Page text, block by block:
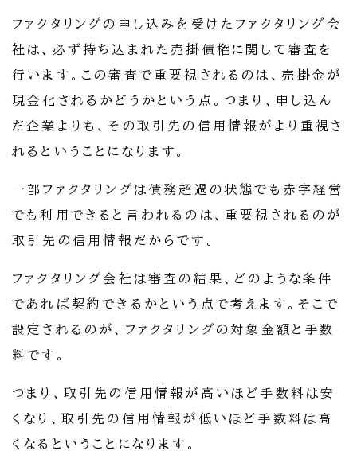
ファクタリングの申し込みを受けたファクタリング会
社は、必ず持ち込まれた売掛債権に関して審査を
行います。この審査で重要視されるのは、売掛金が
現金化されるかどうかという点。つまり、申し込ん
だ企業よりも、その取引先の信用情報がより重視さ
れるということになります。
一部ファクタリングは債務超過の状態でも赤字経営
でも利用できると言われるのは、重要視されるのが
取引先の信用情報だからです。
ファクタリング会社は審査の結果、どのような条件
であれば契約できるかという点で考えます。そこで
設定されるのが、ファクタリングの対象金額と手数
料です。
つまり、取引先の信用情報が高いほど手数料は安
くなり、取引先の信用情報が低いほど手数料は高
くなるということになります。